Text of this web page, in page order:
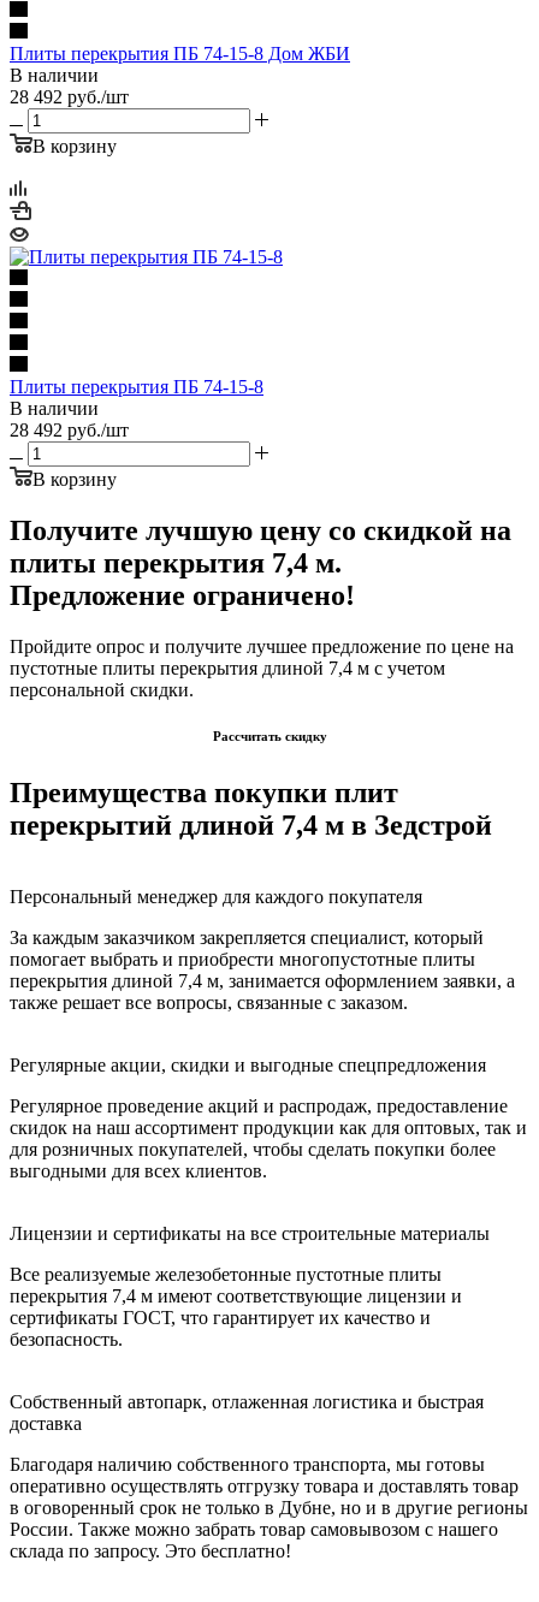
Плиты перекрытия ПБ 74-15-8 Дом ЖБИ
В наличии
28 492 руб./шт
В корзину
Плиты перекрытия ПБ 74-15-8
В наличии
28 492 руб./шт
В корзину
Получите лучшую цену со скидкой на
плиты перекрытия 7,4 м.
Предложение ограничено!
Пройдите опрос и получите лучшее предложение по цене на
пустотные плиты перекрытия длиной 7,4 м с учетом
персональной скидки.
Рассчитать скидку
Преимущества покупки плит
перекрытий длиной 7,4 м в Зедстрой
Персональный менеджер для каждого покупателя
За каждым заказчиком закрепляется специалист, который
помогает выбрать и приобрести многопустотные плиты
перекрытия длиной 7,4 м, занимается оформлением заявки, а
также решает все вопросы, связанные с заказом.
Регулярные акции, скидки и выгодные спецпредложения
Регулярное проведение акций и распродаж, предоставление
скидок на наш ассортимент продукции как для оптовых, так и
для розничных покупателей, чтобы сделать покупки более
выгодными для всех клиентов.
Лицензии и сертификаты на все строительные материалы
Все реализуемые железобетонные пустотные плиты
перекрытия 7,4 м имеют соответствующие лицензии и
сертификаты ГОСТ, что гарантирует их качество и
безопасность.
Собственный автопарк, отлаженная логистика и быстрая
доставка
Благодаря наличию собственного транспорта, мы готовы
оперативно осуществлять отгрузку товара и доставлять товар
в оговоренный срок не только в Дубне, но и в другие регионы
России. Также можно забрать товар самовывозом с нашего
склада по запросу. Это бесплатно!